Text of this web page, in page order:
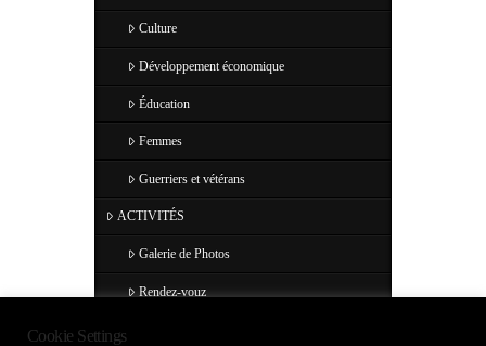
Culture
Développement économique
Éducation
Femmes
Guerriers et vétérans
ACTIVITÉS
Galerie de Photos
Rendez-vouz
Cookie Settings